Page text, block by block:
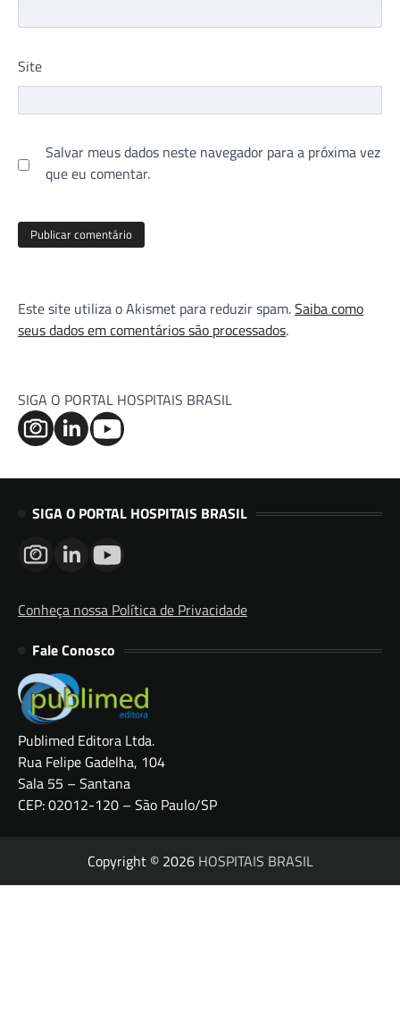
Site
Salvar meus dados neste navegador para a próxima vez
que eu comentar.
Este site utiliza o Akismet para reduzir spam.Saiba como
seus dados em comentários são processados.
SIGA O PORTAL HOSPITAIS BRASIL
SIGA O PORTAL HOSPITAIS BRASIL
Conheça nossa Política de Privacidade
Fale Conosco
Publimed Editora Ltda.
Rua Felipe Gadelha, 104
Sala 55 – Santana
CEP: 02012-120 – São Paulo/SP
Copyright © 2026 HOSPITAIS BRASIL